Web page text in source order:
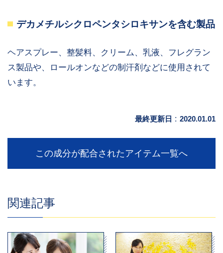
デカメチルシクロペンタシロキサンを含む製品
ヘアスプレー、整髪料、クリーム、乳液、フレグラン
ス製品や、ロールオンなどの制汗剤などに使用されて
います。
最終更新日 : 2020.01.01
この成分が配合されたアイテム一覧へ
関連記事